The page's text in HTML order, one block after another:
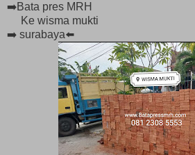
➡️Bata pres MRH
Ke wisma mukti
➡️ surabaya⬅️